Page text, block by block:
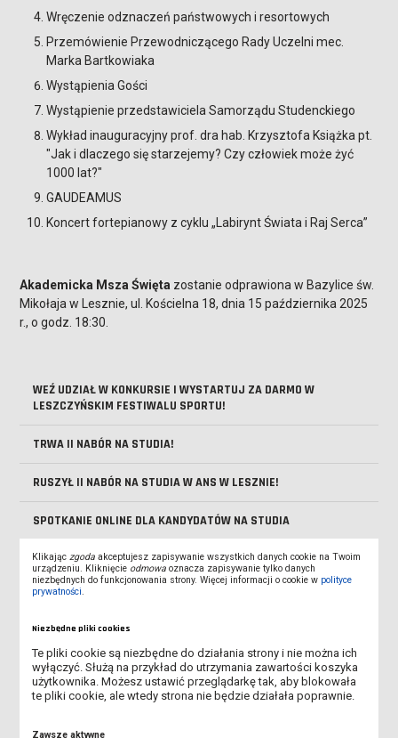
WEŹ UDZIAŁ W KONKURSIE I WYSTARTUJ ZA DARMO W
LESZCZYŃSKIM FESTIWALU SPORTU!
TRWA II NABÓR NA STUDIA!
RUSZYŁ II NABÓR NA STUDIA W ANS W LESZNIE!
SPOTKANIE ONLINE DLA KANDYDATÓW NA STUDIA
ZOSTAŃ WOLONTARIUSZEM DKMS PODCZAS FESTIWALU LUFA
SPOTKANIE ONLINE DLA KANDYDATÓW NA STUDIA - DOWIEDZ
TRWA REKRUTACJA NA STUDIA!
OBOWIĄZEK AKTUALIZACJI MLEGITYMACJI
DOFINANSOWANIE NA ZAKUP SPRZĘTU ELEKTRONICZNEGO -
Wręczenie odznaczeń państwowych i resortowych
Przemówienie Przewodniczącego Rady Uczelni mec.
Marka Bartkowiaka
Wystąpienia Gości
Wystąpienie przedstawiciela Samorządu Studenckiego
Wykład inauguracyjny prof. dra hab. Krzysztofa Książka pt.
"Jak i dlaczego się starzejemy? Czy człowiek może żyć
1000 lat?"
GAUDEAMUS
Koncert fortepianowy z cyklu „Labirynt Świata i Raj Serca”
Akademicka Msza Święta zostanie odprawiona w Bazylice św.
Mikołaja w Lesznie, ul. Kościelna 18, dnia 15 października 2025
r., o godz. 18:30.
Klikając zgoda akceptujesz zapisywanie wszystkich danych cookie na Twoim
urządzeniu. Kliknięcie odmowa oznacza zapisywanie tylko danych
niezbędnych do funkcjonowania strony. Więcej informacji o cookie w polityce
prywatności
Niezbędne pliki cookies
Te pliki cookie są niezbędne do działania strony i nie można ich
wyłączyć. Służą na przykład do utrzymania zawartości koszyka
użytkownika. Możesz ustawić przeglądarkę tak, aby blokowała
te pliki cookie, ale wtedy strona nie będzie działała poprawnie.
Zawsze aktywne